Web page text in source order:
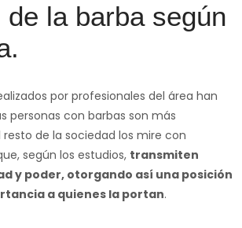
de la barba según
por profesionales del área han
personas con barbas son más
de la sociedad los mire con
según los estudios, transmiten
y poder, otorgando así una posición
a quienes la portan.